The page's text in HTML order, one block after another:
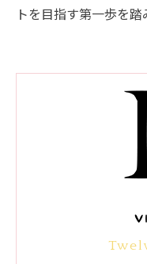
トを目指す第一歩を踏